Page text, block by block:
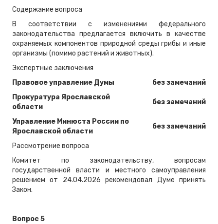
Содержание вопроса
В соответствии с изменениями федерального
законодательства предлагается включить в качестве
охраняемых компонентов природной среды грибы и иные
организмы (помимо растений и животных).
Экспертные заключения
Правовое управление Думы
без замечаний
Прокуратура Ярославской
области
без замечаний
Управление Минюста России по
Ярославской области
без замечаний
Рассмотрение вопроса
Комитет по законодательству, вопросам
государственной власти и местного самоуправления
решением от 24.04.2026 рекомендовал Думе принять
Закон.
Вопрос 5